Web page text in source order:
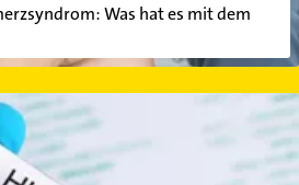
Was hat es mit dem
der chronischen Polyarthritis